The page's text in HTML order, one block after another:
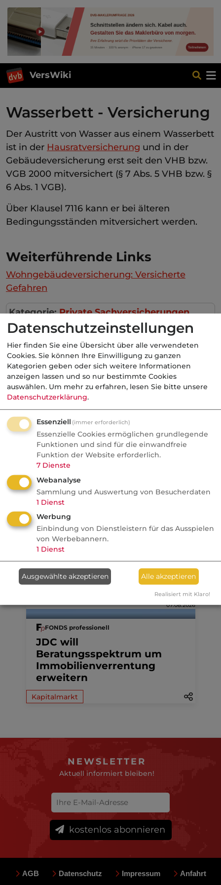
VersWiki
Wasserbett - Versicherung
Der Austritt von Wasser aus einem Wasserbett
ist in der Hausratversicherung und in der
Gebäudeversicherung erst seit den VHB bzw.
VGB 2000 mitversichert (§ 7 Abs. 5 VHB bzw. §
6 Abs. 1 VGB).
Über Klausel 7116 kann er bei älteren
Bedingungsständen mitversichert werden.
Weiterführende Links
Wohngebäudeversicherung: Versicherte
Gefahren
Kategorie: Private Sachversicherungen
AktuelleNachrichten
07.08.2026
Studie: Ungleiche
Besteuerung begünstigte
Französische Revolution
Anzeige
dvb
Ein MVP-Wechsel kostet
Monate, Nerven und Geld
07.08.2026
FONDS professionell
JDC will
Beratungsspektrum um
Immobilienverrentung
erweitern
Kapitalmarkt
NEWSLETTER
Aktuell informiert bleiben!
kostenlos abonnieren
AGB Datenschutz Impressum
Anfahrt
Datenschutzeinstellungen
Hier finden Sie eine Übersicht über alle verwendeten
Cookies. Sie können Ihre Einwilligung zu ganzen
Kategorien geben oder sich weitere Informationen
anzeigen lassen und so nur bestimmte Cookies
auswählen. Um mehr zu erfahren, lesen Sie bitte unsere
Datenschutzerklärung.
Essenziell (immer erforderlich)
Essenzielle Cookies ermöglichen grundlegende
Funktionen und sind für die einwandfreie
Funktion der Website erforderlich.
7 Dienste
Webanalyse
Sammlung und Auswertung von Besucherdaten
1 Dienst
Werbung
Einbindung von Dienstleistern für das Ausspielen
von Werbebannern.
1 Dienst
Ausgewählte akzeptieren Alle akzeptieren
Realisiert mit Klaro!